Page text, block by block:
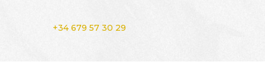
+34 679 57 30 29